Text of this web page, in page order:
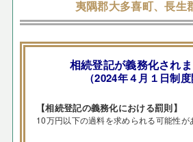
夷隅郡大多喜町、長生
相続登記が義務化されま
（2024年４月１日制度
【相続登記の義務化における罰則】
10万円以下の過料を求められる可能性が